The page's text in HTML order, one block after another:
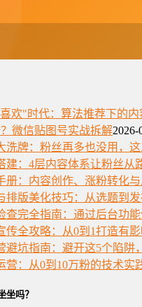
欢"时代：算法推荐下的
微信贴图号实战拆解2026-
洗牌：粉丝再多也没用，
建：4层内容体系让粉丝从
册：内容创作、涨粉转化
排版美化技巧：从选题到
查完全指南：通过后台功
传全攻略：从0到1打造有
避坑指南：避开这5个陷阱
营：从0到10万粉的技术实
坐吗？